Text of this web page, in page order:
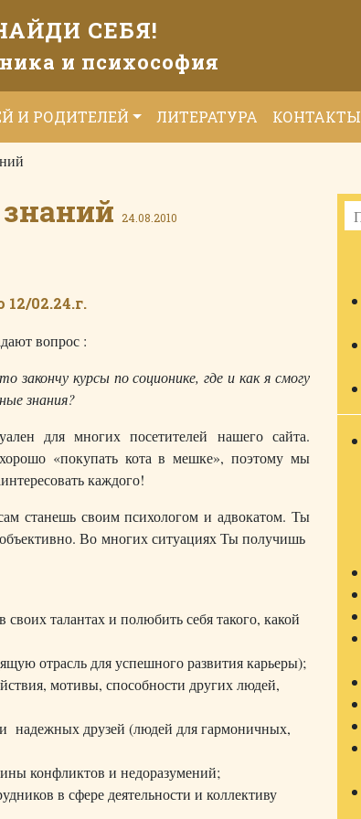
СЕБЯ!
и психософия
И РОДИТЕЛЕЙ ЛИТЕРАТУРА КОНТАКТЫ
24.08.2010
02.24.г.
вопрос :
закончу курсы по соционике, где и как я смогу
знания?
для многих посетителей нашего сайта.
«покупать кота в мешке», поэтому мы
каждого!
станешь своим психологом и адвокатом. Ты
Во многих ситуациях Ты получишь
талантах и полюбить себя такого, какой
отрасль для успешного развития карьеры);
мотивы, способности других людей,
надежных друзей (людей для гармоничных,
конфликтов и недоразумений;
в сфере деятельности и коллективу